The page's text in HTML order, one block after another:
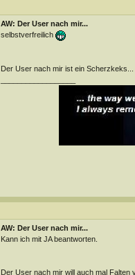
AW: Der User nach mir...
selbstverfreilich
Der User nach mir ist ein Scherzkeks...
AW: Der User nach mir...
Kann ich mit JA beantworten.
Der User nach mir will auch mal Falten